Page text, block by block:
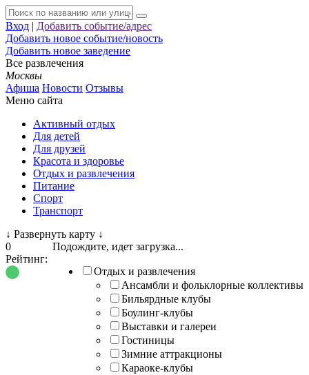
Вход | Добавить событие/адрес
Добавить новое событие/новость
Добавить новое заведение
Все развлечения
Москвы
Афиша Новости Отзывы
Меню сайта
Активный отдых
Для детей
Для друзей
Красота и здоровье
Отдых и развлечения
Питание
Спорт
Транспорт
↓ Развернуть карту ↓
Подождите, идет загрузка...
Отдых и развлечения
Ансамбли и фольклорные коллективы
Бильярдные клубы
Боулинг-клубы
Выставки и галереи
Гостиницы
Зимние аттракционы
Караоке-клубы
0
Рейтинг: